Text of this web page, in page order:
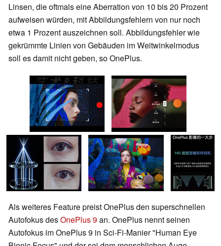
Linsen, die oftmals eine Aberration von 10 bis 20 Prozent
aufweisen würden, mit Abbildungsfehlern von nur noch
etwa 1 Prozent auszeichnen soll. Abbildungsfehler wie
gekrümmte Linien von Gebäuden im Weitwinkelmodus
soll es damit nicht geben, so OnePlus.
Als weiteres Feature preist OnePlus den superschnellen
Autofokus desOnePlus 9an. OnePlus nennt seinen
Autofokus im OnePlus 9 in Sci-Fi-Manier "Human Eye